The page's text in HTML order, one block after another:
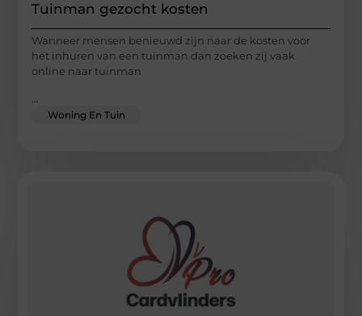
Tuinman gezocht kosten
Wanneer mensen benieuwd zijn naar de kosten voor
het inhuren van een tuinman dan zoeken zij vaak
online naar tuinman
Woning En Tuin